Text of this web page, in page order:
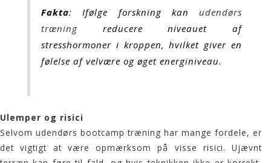
Fakta: Ifølge forskning kan udendørs
træning reducere niveauet af
stresshormoner i kroppen, hvilket giver en
følelse af velvære og øget energiniveau.
Ulemper og risici
Selvom udendørs bootcamp træning har mange fordele, er
det vigtigt at være opmærksom på visse risici. Ujævnt